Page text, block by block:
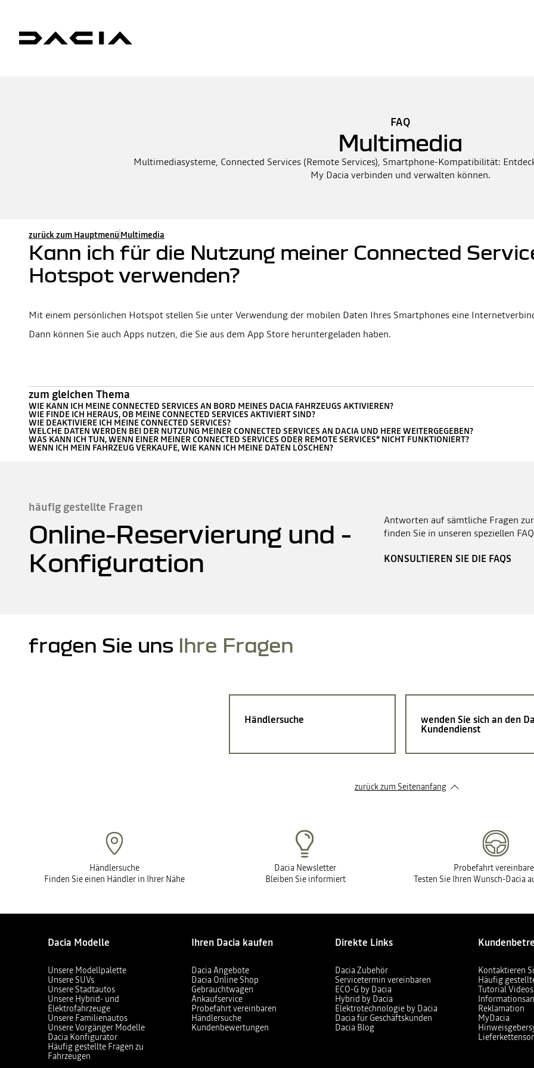
FAQ
Multimedia
Multimediasysteme, Connected Services (Remote Services), Smartphone-Kompatibilität:
My Dacia verbinden und verwalten können.
zurück zum Hauptmenü Multimedia
Kann ich für die Nutzung meiner Connected
Hotspot verwenden?
Mit einem persönlichen Hotspot stellen Sie unter Verwendung der mobilen Daten Ihres Smartphones eine
Dann können Sie auch Apps nutzen, die Sie aus dem App Store heruntergeladen haben.
zum gleichen Thema
WIE KANN ICH MEINE CONNECTED SERVICES AN BORD MEINES DACIA FAHRZEUGS AKTIVIEREN?
WIE FINDE ICH HERAUS, OB MEINE CONNECTED SERVICES AKTIVIERT SIND?
WIE DEAKTIVIERE ICH MEINE CONNECTED SERVICES?
WELCHE DATEN WERDEN BEI DER NUTZUNG MEINER CONNECTED SERVICES AN DACIA UND HERE WEITERGEGEBEN?
WAS KANN ICH TUN, WENN EINER MEINER CONNECTED SERVICES ODER REMOTE SERVICES* NICHT FUNKTIONIERT?
WENN ICH MEIN FAHRZEUG VERKAUFE, WIE KANN ICH MEINE DATEN LÖSCHEN?
häufig gestellte Fragen
Online-Reservierung und -
Konfiguration
Antworten auf sämtliche Fragen
finden Sie in unseren speziellen
KONSULTIEREN SIE DIE FAQS
fragen Sie uns Ihre Fragen
Händlersuche wenden Sie sich an den
Kundendienst
zurück zum Seitenanfang
Händlersuche
Finden Sie einen Händler in Ihrer Nähe
Dacia Newsletter
Bleiben Sie informiert
Probefahrt
Testen Sie Ihren Wunsch-Dacia
Dacia Modelle
Unsere Modellpalette
Unsere SUVs
Unsere Stadtautos
Unsere Hybrid- und
Elektrofahrzeuge
Unsere Familienautos
Unsere Vorgänger Modelle
Dacia Konfigurator
Häufig gestellte Fragen zu
Fahrzeugen
Ihren Dacia kaufen
Dacia Angebote
Dacia Online Shop
Gebrauchtwagen
Ankaufservice
Probefahrt vereinbaren
Händlersuche
Kundenbewertungen
Direkte Links
Dacia Zubehör
Servicetermin vereinbaren
ECO-G by Dacia
Hybrid by Dacia
Elektrotechnologie by Dacia
Dacia für Geschäftskunden
Dacia Blog
Kontaktieren
Häufig
Tutorial Videos
Reklamation
MyDacia